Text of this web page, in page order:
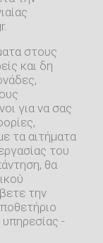
στους
και δη
για να σας
τα αιτήματα
του
θα
την
υπηρεσίας -